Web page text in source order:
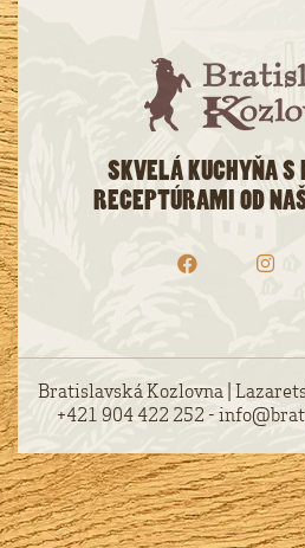
SKVELÁ KUCHYŇA S
RECEPTÚRAMI OD
Bratislavská Kozlovna |
+421 904 422 252 -